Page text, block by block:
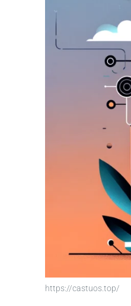
https://castuos.top/